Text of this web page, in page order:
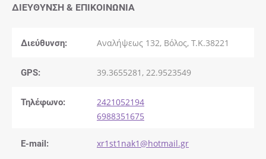
ΔΙΕΎΘΥΝΣΗ & ΕΠΙΚΟΙΝΩΝΊΑ
Διεύθυνση: Αναλήψεως 132, Βόλος, Τ.Κ.38221
GPS: 39.3655281, 22.9523549
Τηλέφωνο:
2421052194
6988351675
E-mail: xr1st1nak1@hotmail.gr